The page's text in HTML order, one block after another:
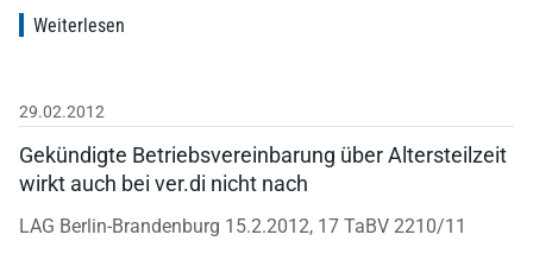
Weiterlesen
29.02.2012
Gekündigte Betriebsvereinbarung über Altersteilzeit
wirkt auch bei ver.di nicht nach
LAG Berlin-Brandenburg 15.2.2012, 17 TaBV 2210/11